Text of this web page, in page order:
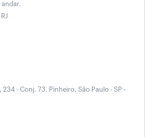
andar.
- Conj. 73. Pinheiro, São Paulo - SP -